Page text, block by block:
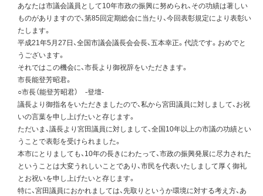
あなたは市議会議員として10年市政の振興に努められ、その功績は著しい
ものがありますので、第85回定期総会に当たり、今回表彰規定により表彰い
たします。
平成21年5月27日、全国市議会議長会会長、五本幸正。代読です。おめでと
うございます。
それではこの機会に、市長より御祝辞をいただきます。
市長能登芳昭君。
○市長（能登芳昭君） -登壇-
議長より御指名をいただきましたので、私から宮田議員に対しまして、お祝
いの言葉を申し上げたいと存じます。
ただいま、議長より宮田議員に対しまして、全国10年以上の市議の功績とい
うことで表彰を受けられました。
本市にとりましても、10年の長きにわたって、市政の振興発展に尽力された
ということは大変うれしいことであり、市民を代表いたしまして厚く御礼
とお祝いを申し上げたいと存じます。
特に、宮田議員におかれましては、先取りというか環境に対する考え方、あ